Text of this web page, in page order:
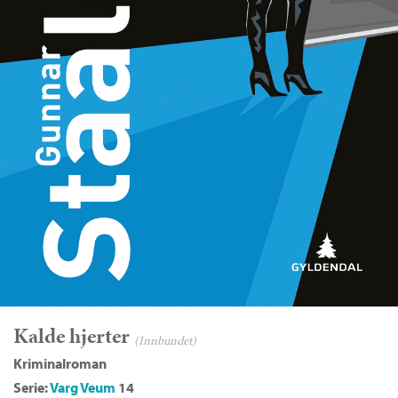
Kalde hjerter (Innbundet)
kriminalroman
Serie:Varg Veum 14